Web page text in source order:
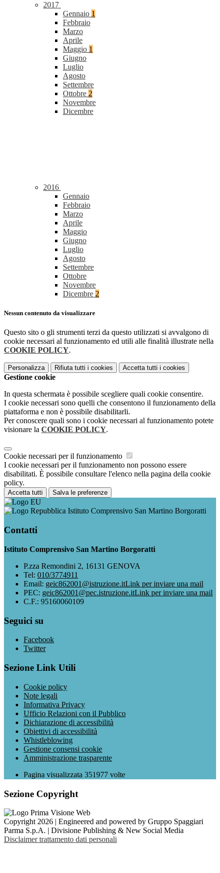
2017
Gennaio 1
Febbraio
Marzo
Aprile
Maggio 1
Giugno
Luglio
Agosto
Settembre
Ottobre 2
Novembre
Dicembre
2016
Gennaio
Febbraio
Marzo
Aprile
Maggio
Giugno
Luglio
Agosto
Settembre
Ottobre
Novembre
Dicembre 2
Nessun contenuto da visualizzare
Questo sito o gli strumenti terzi da questo utilizzati si avvalgono di
cookie necessari al funzionamento ed utili alle finalità illustrate nella
COOKIE POLICY.
Personalizza Rifiuta tutti i cookies Accetta tutti i cookies
Gestione cookie
In questa schermata è possibile scegliere quali cookie consentire.
I cookie necessari sono quelli che consentono il funzionamento della
piattaforma e non è possibile disabilitarli.
Per conoscere quali sono i cookie necessari al funzionamento potete
visionare la COOKIE POLICY.
Cookie necessari per il funzionamento
I cookie necessari per il funzionamento non possono essere
disabilitati. È possibile consultare l'elenco nella pagina della cookie
policy.
Accetta tutti Salva le preferenze
Istituto Comprensivo San Martino Borgoratti
Contatti
Istituto Comprensivo San Martino Borgoratti
P.zza Remondini 2, 16131 GENOVA
Tel: 010/3774911
Email: geic862001@istruzione.itLink per inviare una mail
PEC: geic862001@pec.istruzione.itLink per inviare una mail
C.F.: 95160060109
Seguici su
Facebook
Twitter
Sezione Link Utili
Cookie policy
Note legali
Informativa Privacy
Ufficio Relazioni con il Pubblico
Dichiarazione di accessibilità
Obiettivi di accessibilità
Whistleblowing
Gestione consensi cookie
Amministrazione trasparente
Pagina visualizzata 351977 volte
Sezione Copyright
Copyright 2026 | Engineered and powered by Gruppo Spaggiari
Parma S.p.A. | Divisione Publishing & New Social Media
Disclaimer trattamento dati personali